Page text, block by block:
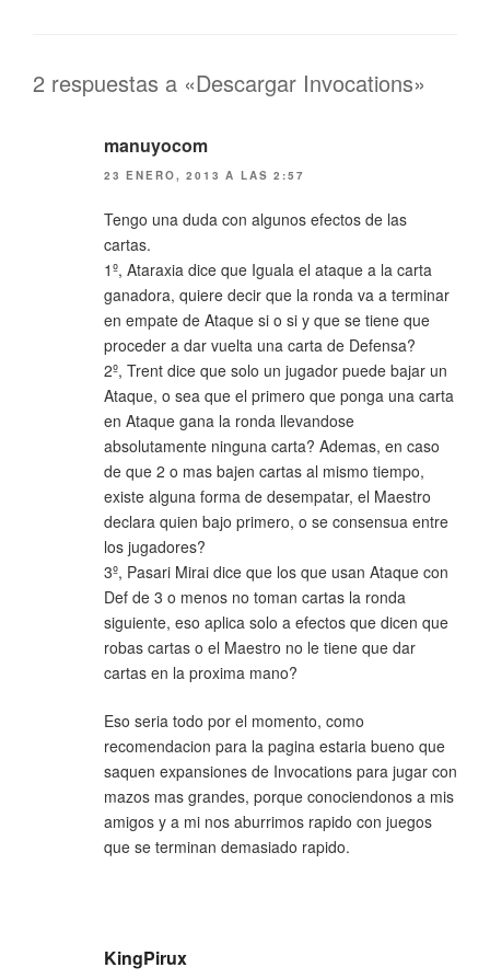
2 respuestas a «Descargar Invocations»
manuyocom
23 ENERO, 2013 A LAS 2:57
Tengo una duda con algunos efectos de las
cartas.
1º, Ataraxia dice que Iguala el ataque a la carta
ganadora, quiere decir que la ronda va a terminar
en empate de Ataque si o si y que se tiene que
proceder a dar vuelta una carta de Defensa?
2º, Trent dice que solo un jugador puede bajar un
Ataque, o sea que el primero que ponga una carta
en Ataque gana la ronda llevandose
absolutamente ninguna carta? Ademas, en caso
de que 2 o mas bajen cartas al mismo tiempo,
existe alguna forma de desempatar, el Maestro
declara quien bajo primero, o se consensua entre
los jugadores?
3º, Pasari Mirai dice que los que usan Ataque con
Def de 3 o menos no toman cartas la ronda
siguiente, eso aplica solo a efectos que dicen que
robas cartas o el Maestro no le tiene que dar
cartas en la proxima mano?
Eso seria todo por el momento, como
recomendacion para la pagina estaria bueno que
saquen expansiones de Invocations para jugar con
mazos mas grandes, porque conociendonos a mis
amigos y a mi nos aburrimos rapido con juegos
que se terminan demasiado rapido.
KingPirux